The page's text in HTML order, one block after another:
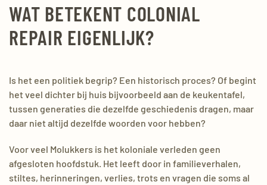
WAT BETEKENT COLONIAL
REPAIR EIGENLIJK?
Is het een politiek begrip? Een historisch proces? Of begint
het veel dichter bij huis bijvoorbeeld aan de keukentafel,
tussen generaties die dezelfde geschiedenis dragen, maar
daar niet altijd dezelfde woorden voor hebben?
Voor veel Molukkers is het koloniale verleden geen
afgesloten hoofdstuk. Het leeft door in familieverhalen,
stiltes, herinneringen, verlies, trots en vragen die soms al